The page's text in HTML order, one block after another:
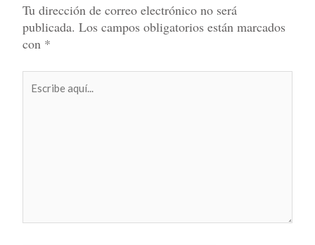
Tu dirección de correo electrónico no será
publicada. Los campos obligatorios están marcados
con *
aquí...